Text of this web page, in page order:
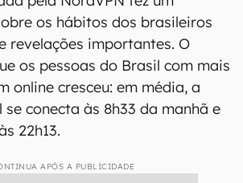
os hábitos dos brasileiros
revelações importantes. O
os pessoas do Brasil com mais
online cresceu: em média, a
conecta às 8h33 da manhã e
22h13.
APÓS A PUBLICIDADE